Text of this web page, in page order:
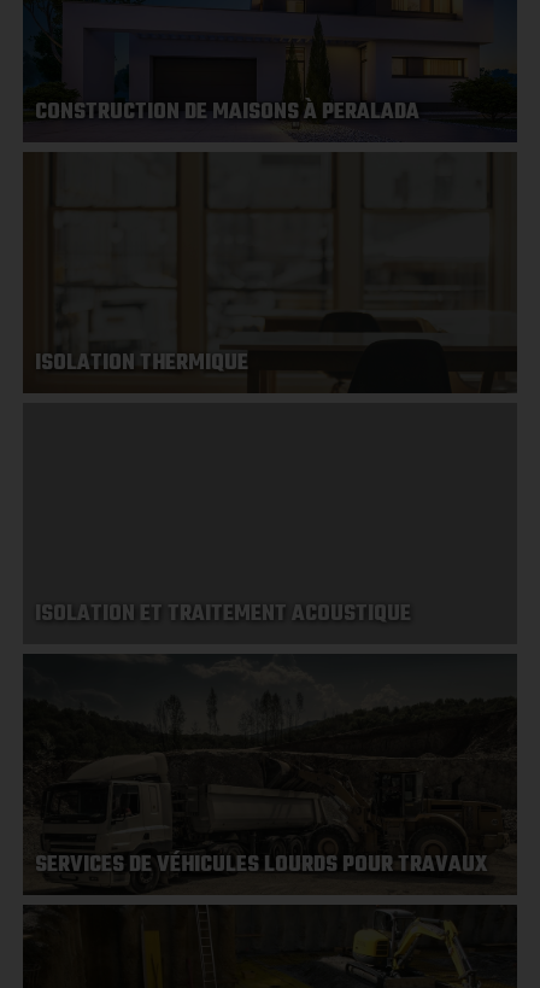
CONSTRUCTION DE MAISONS À PERALADA
ISOLATION THERMIQUE
ISOLATION ET TRAITEMENT ACOUSTIQUE
SERVICES DE VÉHICULES LOURDS POUR TRAVAUX